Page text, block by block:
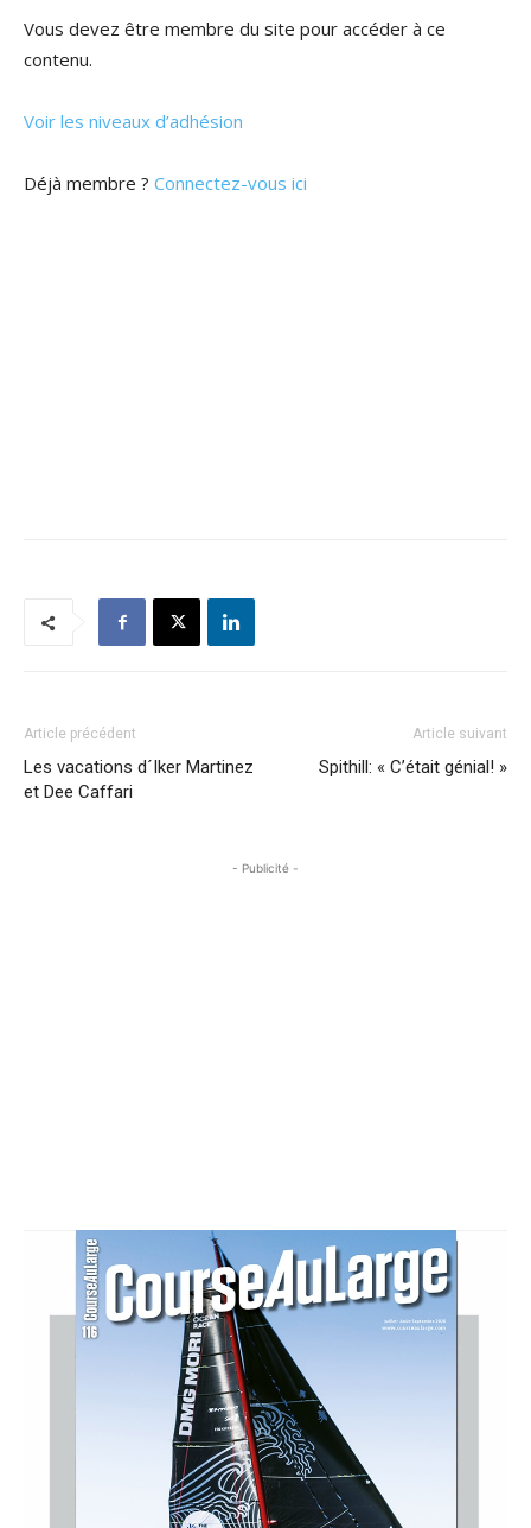
Vous devez être membre du site pour accéder à ce
contenu.
Voir les niveaux d’adhésion
Déjà membre ? Connectez-vous ici
Article précédent
Les vacations d´Iker Martinez
et Dee Caffari
Article suivant
Spithill: « C’était génial! »
- Publicité -